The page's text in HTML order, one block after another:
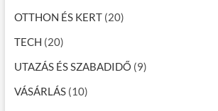
OTTHON ÉS KERT(20)
TECH (20)
UTAZÁS ÉS SZABADIDŐ (9)
VÁSÁRLÁS(10)